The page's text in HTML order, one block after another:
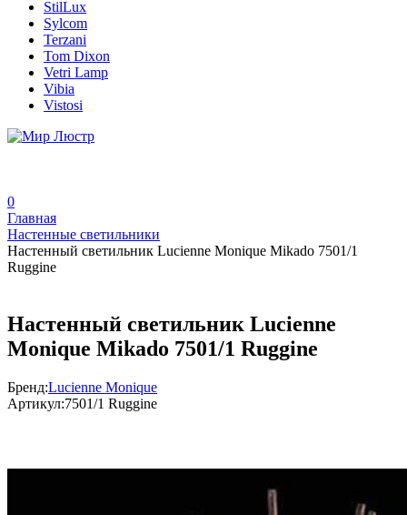
StilLux
Sylcom
Terzani
Tom Dixon
Vetri Lamp
Vibia
Vistosi
0
Главная
Настенные светильники
Настенный светильник Lucienne Monique Mikado 7501/1
Ruggine
Настенный светильник Lucienne
Monique Mikado 7501/1 Ruggine
Бренд:Lucienne Monique
Артикул:7501/1 Ruggine